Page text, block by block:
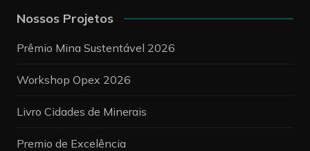
Nossos Projetos
Prêmio Mina Sustentável 2026
Workshop Opex 2026
Livro Cidades de Minerais
Premio de Excelência